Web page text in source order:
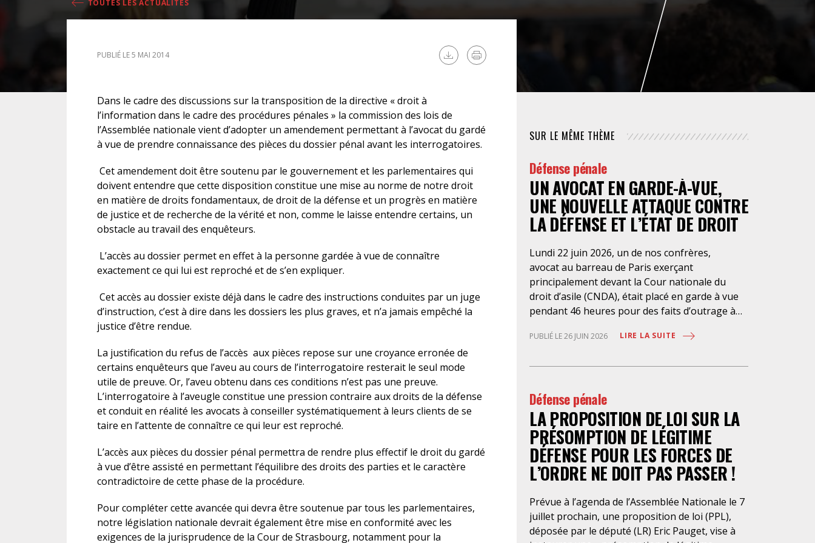
DROIT DES MINEURS
DROIT INTERNATIONAL
POLICE / MAINTIEN DE L'ORDRE
PROCÉDURE CIVILE
TOUTES LES ACTUALITÉS
PUBLIÉ LE 5 MAI 2014
Dans le cadre des discussions sur la transposition de la directive « droit à
l’information dans le cadre des procédures pénales » la commission des lois de
l’Assemblée nationale vient d’adopter un amendement permettant à l’avocat du gardé
à vue de prendre connaissance des pièces du dossier pénal avant les interrogatoires.
Cet amendement doit être soutenu par le gouvernement et les parlementaires qui
doivent entendre que cette disposition constitue une mise au norme de notre droit
en matière de droits fondamentaux, de droit de la défense et un progrès en matière
de justice et de recherche de la vérité et non, comme le laisse entendre certains, un
obstacle au travail des enquêteurs.
L’accès au dossier permet en effet à la personne gardée à vue de connaître
exactement ce qui lui est reproché et de s’en expliquer.
Cet accès au dossier existe déjà dans le cadre des instructions conduites par un juge
d’instruction, c’est à dire dans les dossiers les plus graves, et n’a jamais empêché la
justice d’être rendue.
La justification du refus de l’accès aux pièces repose sur une croyance erronée de
certains enquêteurs que l’aveu au cours de l’interrogatoire resterait le seul mode
utile de preuve. Or, l’aveu obtenu dans ces conditions n’est pas une preuve.
L’interrogatoire à l’aveugle constitue une pression contraire aux droits de la défense
et conduit en réalité les avocats à conseiller systématiquement à leurs clients de se
taire en l’attente de connaître ce qui leur est reproché.
L’accès aux pièces du dossier pénal permettra de rendre plus effectif le droit du gardé
à vue d’être assisté en permettant l’équilibre des droits des parties et le caractère
contradictoire de cette phase de la procédure.
Pour compléter cette avancée qui devra être soutenue par tous les parlementaires,
notre législation nationale devrait également être mise en conformité avec les
exigences de la jurisprudence de la Cour de Strasbourg, notamment pour la
SUR LE MÊME THÈME
Défense pénale
UN AVOCAT EN GARDE-À-VUE,
UNE NOUVELLE ATTAQUE CONTRE
LA DÉFENSE ET L’ÉTAT DE DROIT
Lundi 22 juin 2026, un de nos confrères,
avocat au barreau de Paris exerçant
principalement devant la Cour nationale du
droit d’asile (CNDA), était placé en garde à vue
pendant 46 heures pour des faits d’outrage à
le Parquet de Bobigny, qui lui reproche des
entre 2022 et 2026. Nombres d’avocat.es
années le fonctionnement de la CNDA, qui ne
convoque plus les justiciables. Notre Confrère
ne conteste pas avoir recours à une défense de
rupture dans la conduite de ses défenses.
Critiquer, soulever les irrégularités de
procédure, s’insurger contre le défaut
le travail de la défense ! Si l’outrage à magistrat
constitue une infraction, ce délit ne suffit pas à
justifier le placement en garde à vue, mesure de
PUBLIÉ LE 26 JUIN 2026 LIRE LA SUITE
Défense pénale
LA PROPOSITION DE LOI SUR LA
PRÉSOMPTION DE LÉGITIME
DÉFENSE POUR LES FORCES DE
L’ORDRE NE DOIT PAS PASSER !
Prévue à l’agenda de l’Assemblée Nationale le 7
juillet prochain, une proposition de loi (PPL),
déposée par le député (LR) Eric Pauget, vise à